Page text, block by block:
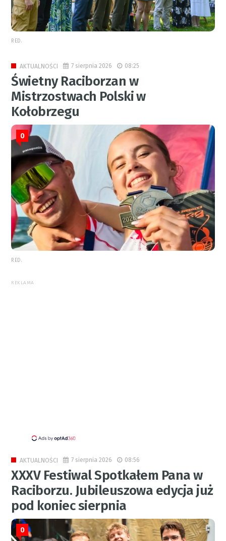
RED.
AKTUALNOŚCI 7 sierpnia 2026 08:25
Świetny Raciborzan w
Mistrzostwach Polski w
Kołobrzegu
0
RED.
REKLAMA
AKTUALNOŚCI 7 sierpnia 2026 08:56
XXXV Festiwal Spotkałem Pana w
Raciborzu. Jubileuszowa edycja już
pod koniec sierpnia
0